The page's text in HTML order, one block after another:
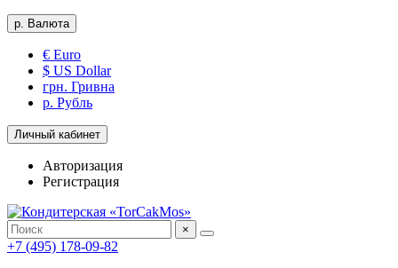
р. Валюта
€ Euro
$ US Dollar
грн. Гривна
р. Рубль
Личный кабинет
Авторизация
Регистрация
×
+7 (495) 178-09-82